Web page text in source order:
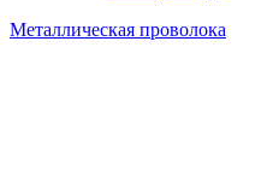
Металлическая проволока